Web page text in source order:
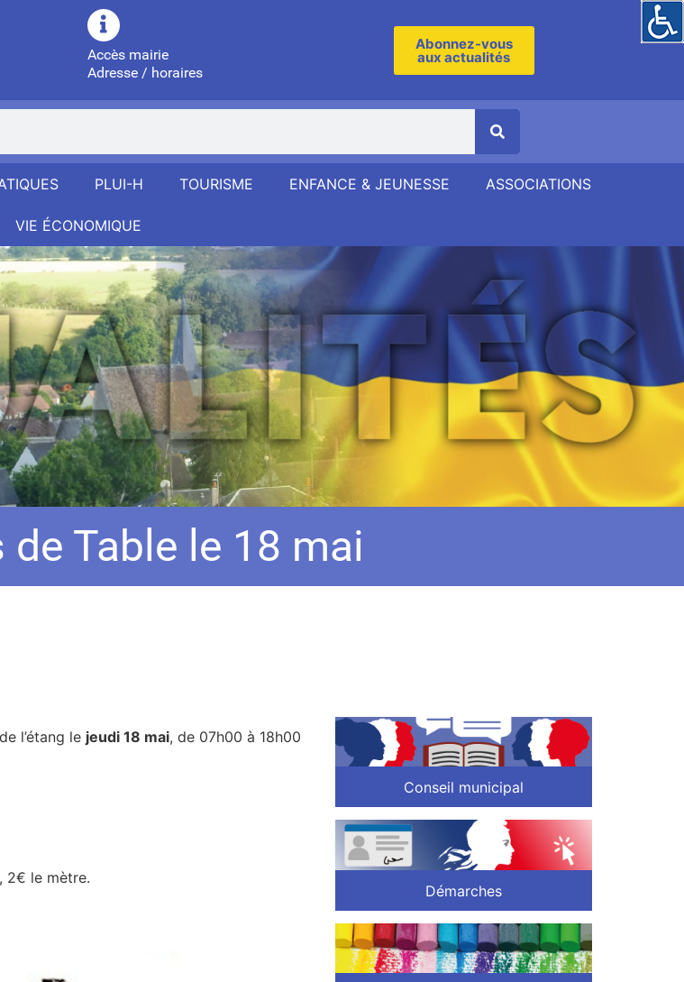
Accès mairie
Adresse / horaires
Abonnez-vous
aux actualités
PLUI-H TOURISME ENFANCE & JEUNESSE ASSOCIATIONS
VIE ÉCONOMIQUE
de Table le 18 mai
l’étang le jeudi 18 mai, de 07h00 à 18h00
2€ le mètre.
Conseil municipal
Démarches